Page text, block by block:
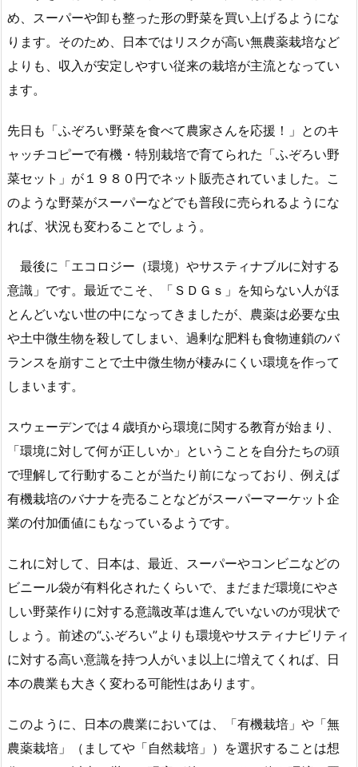
め、スーパーや卸も整った形の野菜を買い上げるようにな
ります。そのため、日本ではリスクが高い無農薬栽培など
よりも、収入が安定しやすい従来の栽培が主流となってい
ます。
先日も「ふぞろい野菜を食べて農家さんを応援！」とのキ
ャッチコピーで有機・特別栽培で育てられた「ふぞろい野
菜セット」が１９８０円でネット販売されていました。こ
のような野菜がスーパーなどでも普段に売られるようにな
れば、状況も変わることでしょう。
最後に「エコロジー（環境）やサスティナブルに対する
意識」です。最近でこそ、「ＳＤＧｓ」を知らない人がほ
とんどいない世の中になってきましたが、農薬は必要な虫
や土中微生物を殺してしまい、過剰な肥料も食物連鎖のバ
ランスを崩すことで土中微生物が棲みにくい環境を作って
しまいます。
スウェーデンでは４歳頃から環境に関する教育が始まり、
「環境に対して何が正しいか」ということを自分たちの頭
で理解して行動することが当たり前になっており、例えば
有機栽培のバナナを売ることなどがスーパーマーケット企
業の付加価値にもなっているようです。
これに対して、日本は、最近、スーパーやコンビニなどの
ビニール袋が有料化されたくらいで、まだまだ環境にやさ
しい野菜作りに対する意識改革は進んでいないのが現状で
しょう。前述の“ふぞろい”よりも環境やサスティナビリティ
に対する高い意識を持つ人がいま以上に増えてくれば、日
本の農業も大きく変わる可能性はあります。
このように、日本の農業においては、「有機栽培」や「無
農薬栽培」（ましてや「自然栽培」）を選択することは想